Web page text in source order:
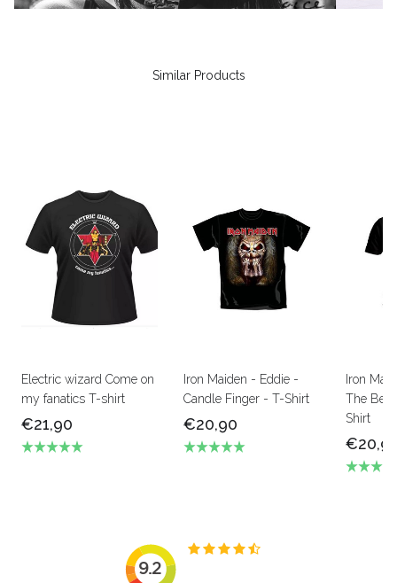
Similar Products
Electric wizard Come on
my fanatics T-shirt
€21,90
Iron Maiden - Eddie -
Candle Finger - T-Shirt
€20,90
Iron
The
Shirt